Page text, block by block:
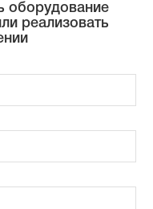
оборудование
реализовать